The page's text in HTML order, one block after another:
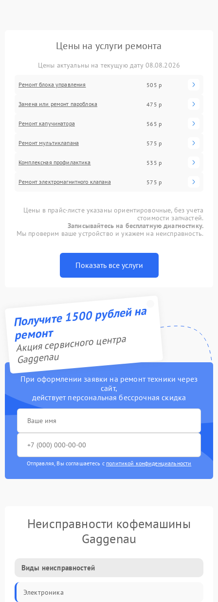
Цены на услуги ремонта
Цены актуальны на текущую дату 08.08.2026
Ремонт блока управления 505 р
Замена или ремонт пароблока 475 р
Ремонт капучинатора 565 р
Ремонт мультиклапана 575 р
Комплексная профилактика 535 р
Ремонт электромагнитного клапана 575 р
Цены в прайс-листе указаны ориентировочные, без учета
стоимости запчастей.
Записывайтесь на бесплатную диагностику.
Мы проверим ваше устройство и укажем на неисправность.
Показать все услуги
Получите 1500 рублей на
ремонт
Акция сервисного центра
Gaggenau
При оформлении заявки на ремонт техники через
сайт,
действует персональная бессрочная скидка
Отправляя, Вы соглашаетесь с политикой конфиденциальности
Неисправности кофемашины
Gaggenau
Виды неисправностей
Электроника